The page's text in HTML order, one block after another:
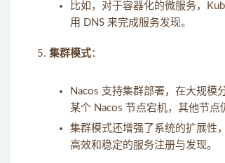
比如，对于容器化的微服务，
用 DNS 来完成服务发现。
集群模式：
Nacos 支持集群部署，在大规模
某个 Nacos 节点宕机，其他节点
集群模式还增强了系统的扩展性
高效和稳定的服务注册与发现。